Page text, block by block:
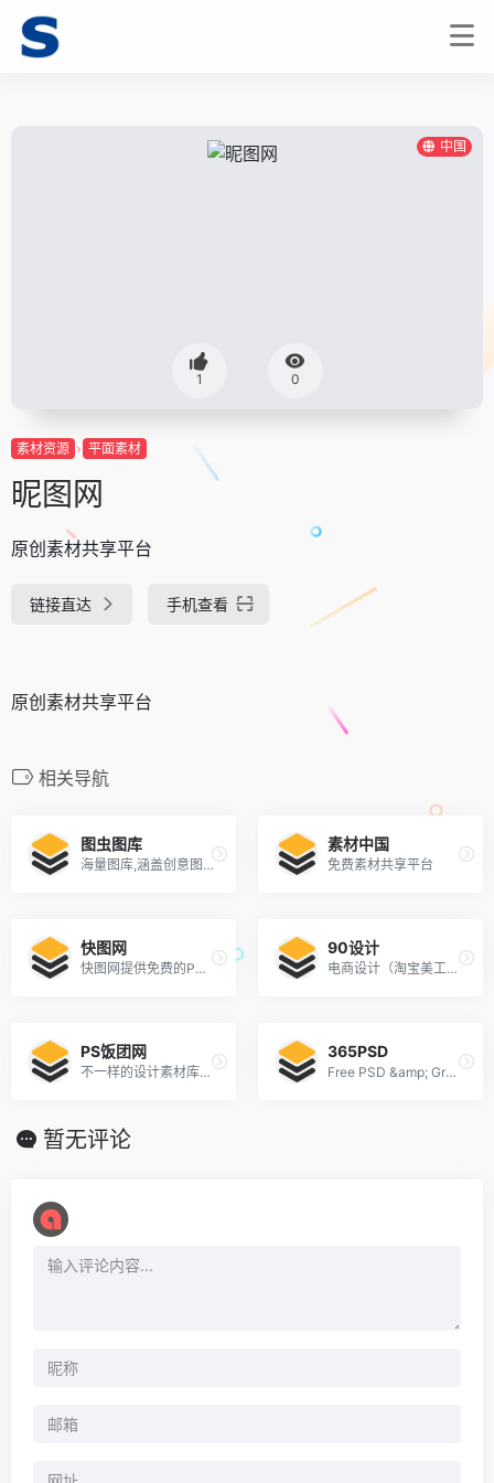
中国
1 0
素材资源 平面素材
昵图网
原创素材共享平台
链接直达 手机查看
原创素材共享平台
相关导航
图虫图库
海量图库,涵盖创意图片和矢量素材等
素材中国
免费素材共享平台
快图网
快图网提供免费的PNG元素和高清背景图片素材免费下载
90设计
电商设计（淘宝美工）千图免费淘宝素材库
PS饭团网
不一样的设计素材库！让自己的设计与众不同！
365PSD
Free PSD &amp; Graphics, Illustrations
暂无评论